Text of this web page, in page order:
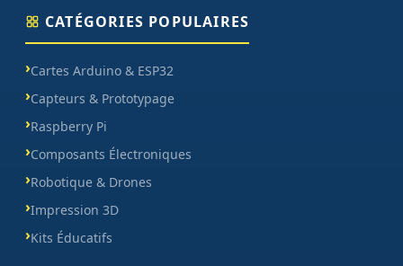
CATÉGORIES POPULAIRES
Cartes Arduino & ESP32
Capteurs & Prototypage
Raspberry Pi
Composants Électroniques
Robotique & Drones
Impression 3D
Kits Éducatifs